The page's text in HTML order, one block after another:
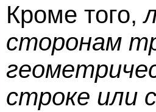
Кроме того,
сторонам
строке или